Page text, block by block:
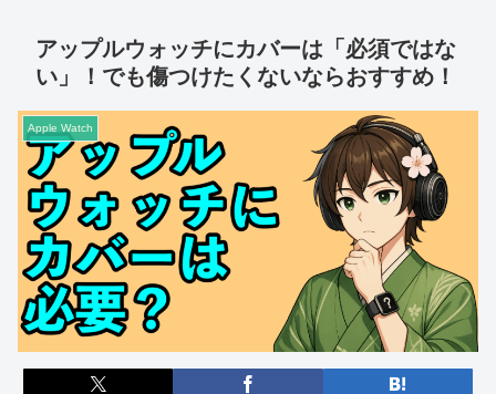
アップルウォッチにカバーは「必須ではな
い」！でも傷つけたくないならおすすめ！
Apple Watch